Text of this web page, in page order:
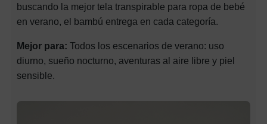
buscando la mejor tela transpirable para ropa de bebé
en verano, el bambú entrega en cada categoría.
Mejor para: Todos los escenarios de verano: uso
diurno, sueño nocturno, aventuras al aire libre y piel
sensible.